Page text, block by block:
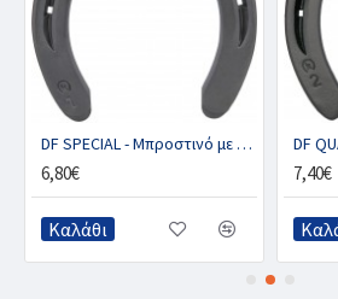
DF SPECIAL - Μπροστινό με 1 κλιπ (ζευγ.)
6,80€
Καλάθι
7,40€